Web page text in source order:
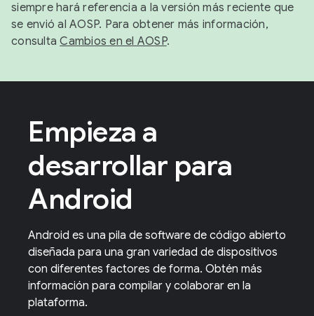
siempre hará referencia a la versión más reciente que
se envió al AOSP. Para obtener más información,
consultaCambios en el AOSP.
Empieza a
desarrollar para
Android
Android es una pila de software de código abierto
diseñada para una gran variedad de dispositivos
con diferentes factores de forma. Obtén más
información para compilar y colaborar en la
plataforma.